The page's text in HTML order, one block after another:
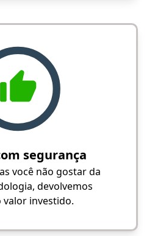
segurança
você não gostar da
devolvemos
valor investido.